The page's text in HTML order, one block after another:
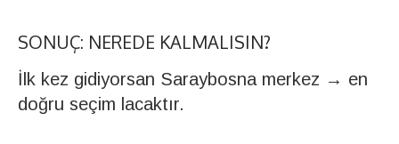
SONUÇ: NEREDE KALMALISIN?
İlk kez gidiyorsan Saraybosna merkez → en
doğru seçim lacaktır.